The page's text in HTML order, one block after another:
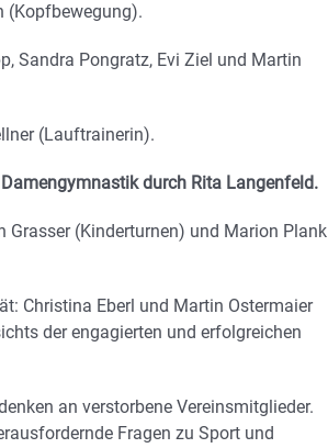
(Kopfbewegung).
Sandra Pongratz, Evi Ziel und Martin
(Lauftrainerin).
durch Rita Langenfeld.
Grasser (Kinderturnen) und Marion Plank
Christina Eberl und Martin Ostermaier
der engagierten und erfolgreichen
an verstorbene Vereinsmitglieder.
Fragen zu Sport und